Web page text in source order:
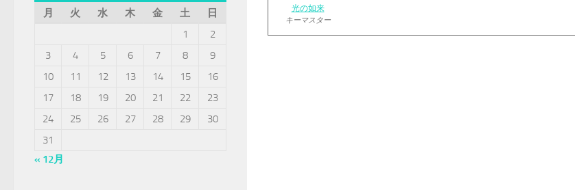
光の如来
キーマスター
月
火 水 木 金 土
日
1
2
3
4 5 6 7 8
9
10
11 12 13 14 15
16
17
18 19 20 21 22
23
24
25 26 27 28 29
30
31
« 12月